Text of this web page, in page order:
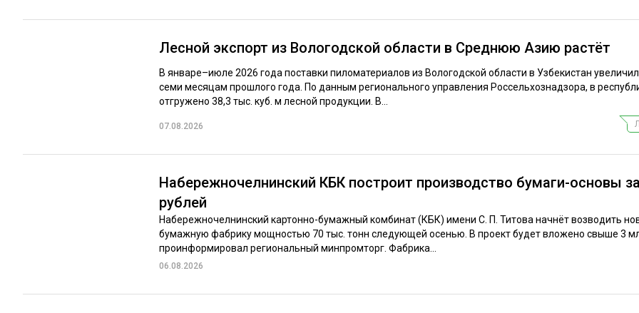
Лесной экспорт из Вологодской области в Среднюю Азию растёт
В январе–июле 2026 года поставки пиломатериалов из Вологодской области в Узбекистан
семи месяцам прошлого года. По данным регионального управления Россельхознадзора, в
отгружено 38,3 тыс. куб. м лесной продукции. В...
07.08.2026
Набережночелнинский КБК построит производство бумаги-основы
рублей
Набережночелнинский картонно-бумажный комбинат (КБК) имени С. П. Титова начнёт возводить
бумажную фабрику мощностью 70 тыс. тонн следующей осенью. В проект будет вложено свыше 3
проинформировал региональный минпромторг. Фабрика...
06.08.2026